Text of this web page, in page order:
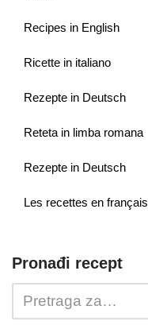
Recipes in English
Ricette in italiano
Rezepte in Deutsch
Reteta in limba romana
Rezepte in Deutsch
Les recettes en français
Pronađi recept